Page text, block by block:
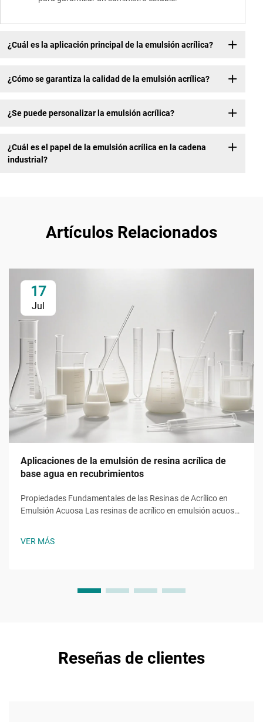
¿Cuál es la aplicación principal de la emulsión acrílica?
¿Cómo se garantiza la calidad de la emulsión acrílica?
¿Se puede personalizar la emulsión acrílica?
¿Cuál es el papel de la emulsión acrílica en la cadena
industrial?
Artículos Relacionados
17
Jul
Aplicaciones de la emulsión de resina acrílica de
base agua en recubrimientos
Propiedades Fundamentales de las Resinas de Acrílico en
Emulsión Acuosa Las resinas de acrílico en emulsión acuosa
específicos, como el acrilato de 2-etilhexilo (2EHA). Este
VER MÁS
Reseñas de clientes